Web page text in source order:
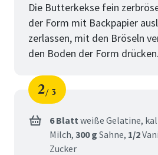
Die Butterkekse fein
der Form mit Backpapier
zerlassen, mit den Bröseln
den Boden der Form drücken.
Schritt
2
von
3
6 Blatt weiße Gelatine,
Milch, 300 g Sahne, 1/2
Zucker